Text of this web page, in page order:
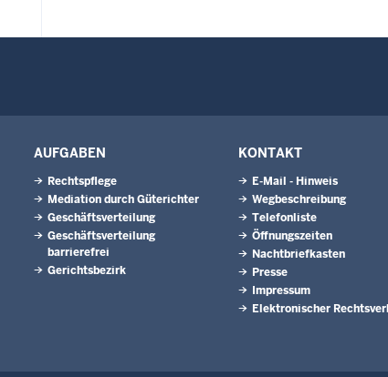
AUFGABEN
Rechtspflege
Mediation durch Güterichter
Geschäftsverteilung
Geschäftsverteilung
barrierefrei
Gerichtsbezirk
KONTAKT
E-Mail - Hinweis
Wegbeschreibung
Telefonliste
Öffnungszeiten
Nachtbriefkasten
Presse
Impressum
Elektronischer